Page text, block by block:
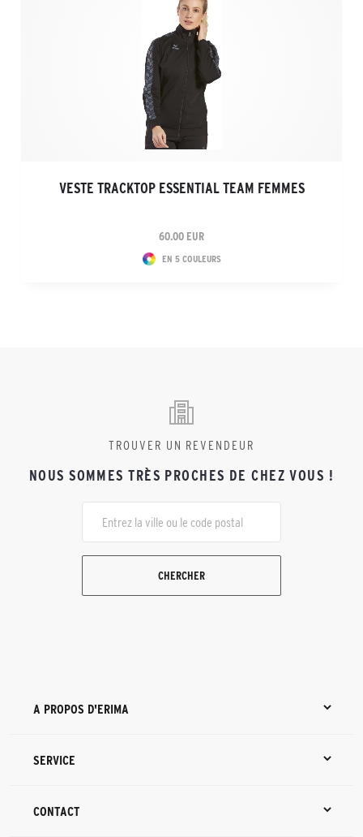
VESTE TRACKTOP ESSENTIAL TEAM FEMMES
60.00 EUR
EN 5 COULEURS
TROUVER UN REVENDEUR
NOUS SOMMES TRÈS PROCHES DE CHEZ VOUS !
CHERCHER
A PROPOS D'ERIMA
SERVICE
CONTACT